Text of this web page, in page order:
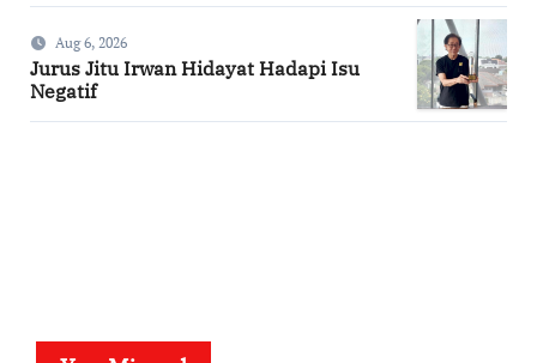
Aug 6, 2026
Jurus Jitu Irwan Hidayat Hadapi Isu
Negatif